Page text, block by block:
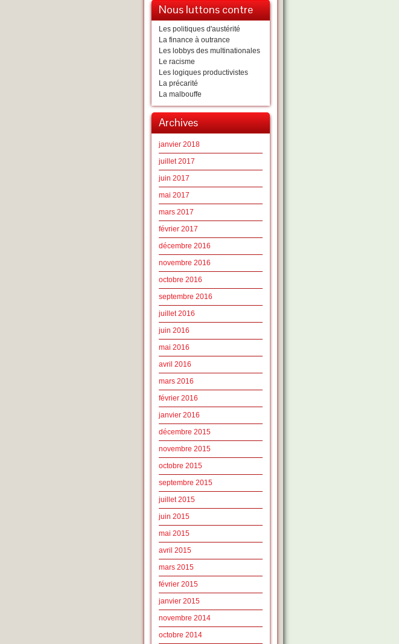
Nous luttons contre
Les politiques d'austérité
La finance à outrance
Les lobbys des multinationales
Le racisme
Les logiques productivistes
La précarité
La malbouffe
Archives
janvier 2018
juillet 2017
juin 2017
mai 2017
mars 2017
février 2017
décembre 2016
novembre 2016
octobre 2016
septembre 2016
juillet 2016
juin 2016
mai 2016
avril 2016
mars 2016
février 2016
janvier 2016
décembre 2015
novembre 2015
octobre 2015
septembre 2015
juillet 2015
juin 2015
mai 2015
avril 2015
mars 2015
février 2015
janvier 2015
novembre 2014
octobre 2014